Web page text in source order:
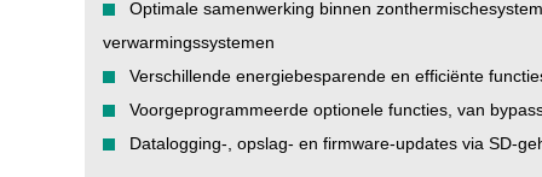
Optimale samenwerking binnen
verwarmingssystemen
Verschillende energiebesparende en efficiënte
Voorgeprogrammeerde optionele functies, van
Datalogging-, opslag- en firmware-updates via SD-